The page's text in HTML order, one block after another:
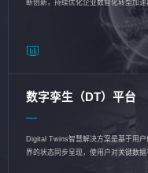
断创新，持续优化企业数智化转型加
数字孪生（DT）平台
Digital Twins智慧解决方案是基于用
界的状态同步呈现，使用户对关键数